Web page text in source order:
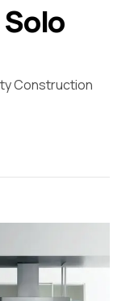
Construction